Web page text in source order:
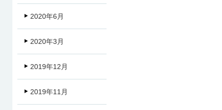
2020年6月
2020年3月
2019年12月
2019年11月